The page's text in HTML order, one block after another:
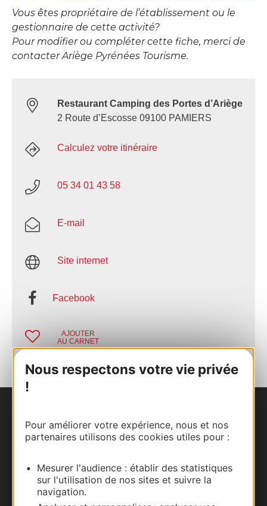
Nous respectons votre vie privée
!
Pour améliorer votre expérience, nous et nos
partenaires utilisons des cookies utiles pour :
Mesurer l'audience : établir des statistiques
sur l'utilisation de nos sites et suivre la
navigation.
Vous êtes propriétaire de l’établissement ou le
gestionnaire de cette activité?
Pour modifier ou compléter cette fiche, merci de
contacter Ariège Pyrénées Tourisme.
Restaurant Camping des Portes d’Ariège
2 Route d’Escosse 09100 PAMIERS
Calculez votre itinéraire
05 34 01 43 58
E-mail
Site internet
Facebook
AJOUTER
AU CARNET
Documentation